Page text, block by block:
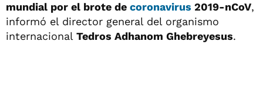
mundial por el brote de coronavirus 2019-nCoV,
informó el director general del organismo
internacional Tedros Adhanom Ghebreyesus.